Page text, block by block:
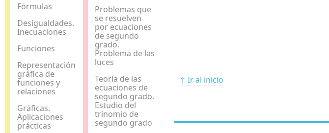
Fórmulas
Desigualdades.
Inecuaciones
Funciones
Representación
gráfica de
funciones y
relaciones
Gráficas.
Aplicaciones
prácticas
Problemas que
se resuelven
por ecuaciones
de segundo
grado.
Problema de las
luces
Teoría de las
ecuaciones de
segundo grado.
Estudio del
trinomio de
segundo grado
↑ Ir al inicio